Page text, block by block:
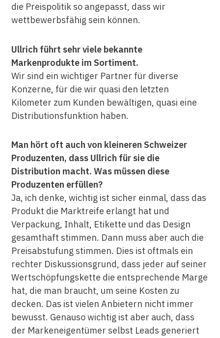
die Preispolitik so angepasst, dass wir
wettbewerbsfähig sein können.
Ullrich führt sehr viele bekannte
Markenprodukte im Sortiment.
Wir sind ein wichtiger Partner für diverse
Konzerne, für die wir quasi den letzten
Kilometer zum Kunden bewältigen, quasi eine
Distributionsfunktion haben.
Man hört oft auch von kleineren Schweizer
Produzenten, dass Ullrich für sie die
Distribution macht. Was müssen diese
Produzenten erfüllen?
Ja, ich denke, wichtig ist sicher einmal, dass das
Produkt die Marktreife erlangt hat und
Verpackung, Inhalt, Etikette und das Design
gesamthaft stimmen. Dann muss aber auch die
Preisabstufung stimmen. Dies ist oftmals ein
rechter Diskussionsgrund, dass jeder auf seiner
Wertschöpfungskette die entsprechende Marge
hat, die man braucht, um seine Kosten zu
decken. Das ist vielen Anbietern nicht immer
bewusst. Genauso wichtig ist aber auch, dass
der Markeneigentümer selbst Leads generiert